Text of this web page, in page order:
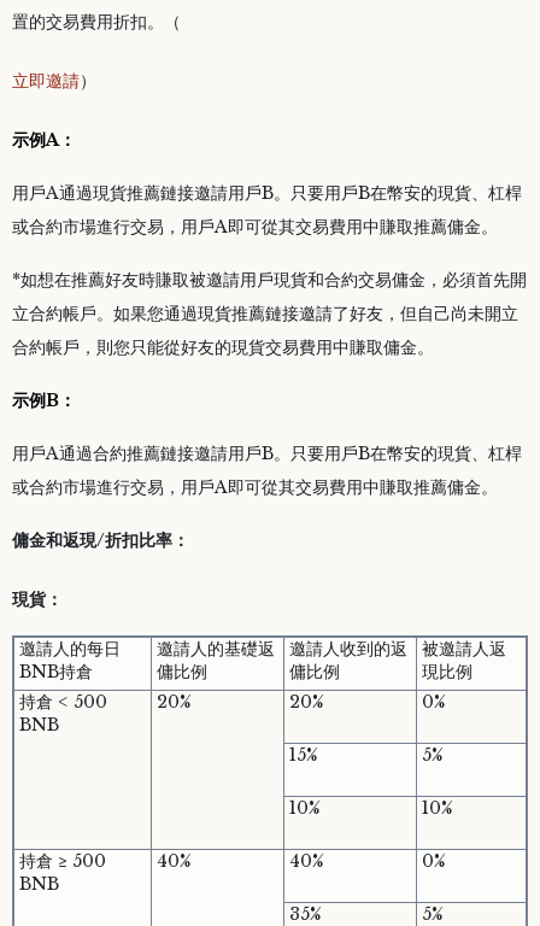
置的交易費用折扣。（
立即邀請）
示例A：
用戶A通過現貨推薦鏈接邀請用戶B。只要用戶B在幣安的現貨、杠桿
或合約市場進行交易，用戶A即可從其交易費用中賺取推薦傭金。
*如想在推薦好友時賺取被邀請用戶現貨和合約交易傭金，必須首先開
立合約帳戶。如果您通過現貨推薦鏈接邀請了好友，但自己尚未開立
合約帳戶，則您只能從好友的現貨交易費用中賺取傭金。
示例B：
用戶A通過合約推薦鏈接邀請用戶B。只要用戶B在幣安的現貨、杠桿
或合約市場進行交易，用戶A即可從其交易費用中賺取推薦傭金。
傭金和返現/折扣比率：
現貨：
邀請人的每日
BNB持倉
邀請人的基礎返
傭比例
邀請人收到的返
傭比例
被邀請人返
現比例
持倉 < 500
BNB
20% 20% 0%
15% 5%
10% 10%
持倉 ≥ 500
BNB
40% 40% 0%
35% 5%